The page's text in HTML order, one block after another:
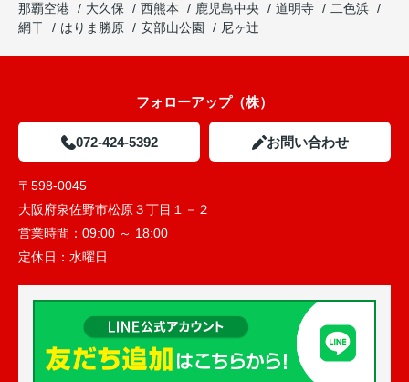
那覇空港
大久保 西熊本 鹿児島中央 道明寺
二色浜
網干
はりま勝原 安部山公園 尼ヶ辻
フォローアップ（株）
072-424-5392 お問い合わせ
〒598-0045
大阪府泉佐野市松原３丁目１－２
営業時間： 09:00 ～ 18:00
定休日： 水曜日